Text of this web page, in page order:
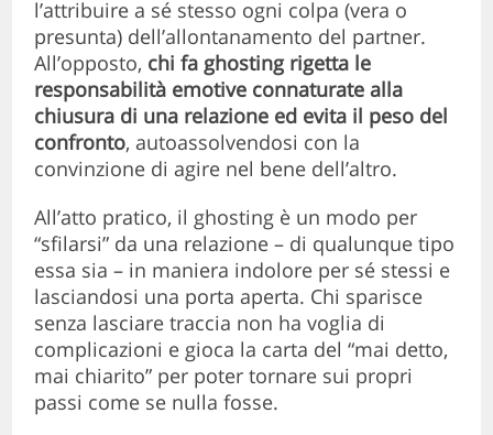
l’attribuire a sé stesso ogni colpa (vera o
presunta) dell’allontanamento del partner.
All’opposto, chi fa ghosting rigetta le
responsabilità emotive connaturate alla
chiusura di una relazione ed evita il peso del
confronto, autoassolvendosi con la
convinzione di agire nel bene dell’altro.
All’atto pratico, il ghosting è un modo per
“sfilarsi” da una relazione – di qualunque tipo
essa sia – in maniera indolore per sé stessi e
lasciandosi una porta aperta. Chi sparisce
senza lasciare traccia non ha voglia di
complicazioni e gioca la carta del “mai detto,
mai chiarito” per poter tornare sui propri
passi come se nulla fosse.